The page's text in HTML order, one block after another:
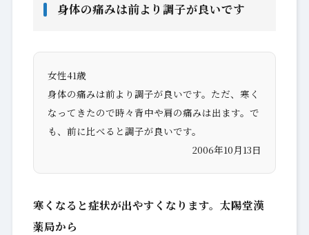
身体の痛みは前より調子が良いです
女性41歳
身体の痛みは前より調子が良いです。ただ、寒く
なってきたので時々背中や肩の痛みは出ます。で
も、前に比べると調子が良いです。
2006年10月13日
寒くなると症状が出やすくなります。太陽堂漢
薬局から